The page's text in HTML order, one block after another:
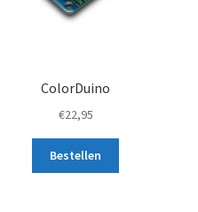
ColorDuino
€22,95
Bestellen